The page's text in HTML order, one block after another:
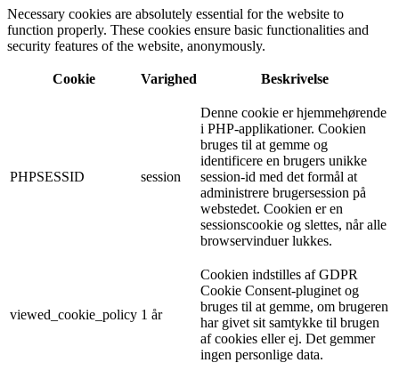
Necessary cookies are absolutely essential for the website to
function properly. These cookies ensure basic functionalities and
security features of the website, anonymously.
Cookie Varighed Beskrivelse
PHPSESSID session
Denne cookie er hjemmehørende
i PHP-applikationer. Cookien
bruges til at gemme og
identificere en brugers unikke
session-id med det formål at
administrere brugersession på
webstedet. Cookien er en
sessionscookie og slettes, når alle
browservinduer lukkes.
viewed_cookie_policy 1 år
Cookien indstilles af GDPR
Cookie Consent-pluginet og
bruges til at gemme, om brugeren
har givet sit samtykke til brugen
af ​​cookies eller ej. Det gemmer
ingen personlige data.